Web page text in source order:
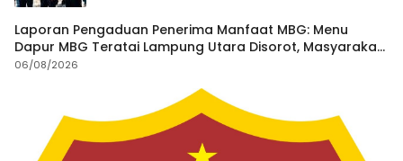
Laporan Pengaduan Penerima Manfaat MBG: Menu
Dapur MBG Teratai Lampung Utara Disorot, Masyarakat
Minta Satgas Lakukan Investigasi
06/08/2026